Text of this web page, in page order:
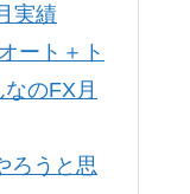
実績
ート＋ト
のFX月
ろうと思